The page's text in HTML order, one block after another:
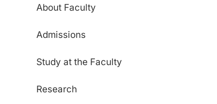
About Faculty
Admissions
Study at the Faculty
Research